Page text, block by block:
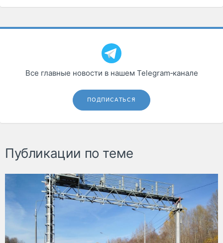
Все главные новости в нашем Telegram‑канале
ПОДПИСАТЬСЯ
Публикации по теме